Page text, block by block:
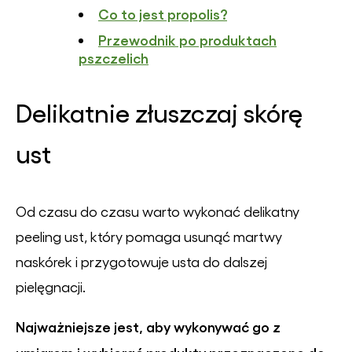
Co to jest propolis?
Przewodnik po produktach
pszczelich
Delikatnie złuszczaj skórę
ust
Od czasu do czasu warto wykonać delikatny
peeling ust, który pomaga usunąć martwy
naskórek i przygotowuje usta do dalszej
pielęgnacji.
Najważniejsze jest, aby wykonywać go z